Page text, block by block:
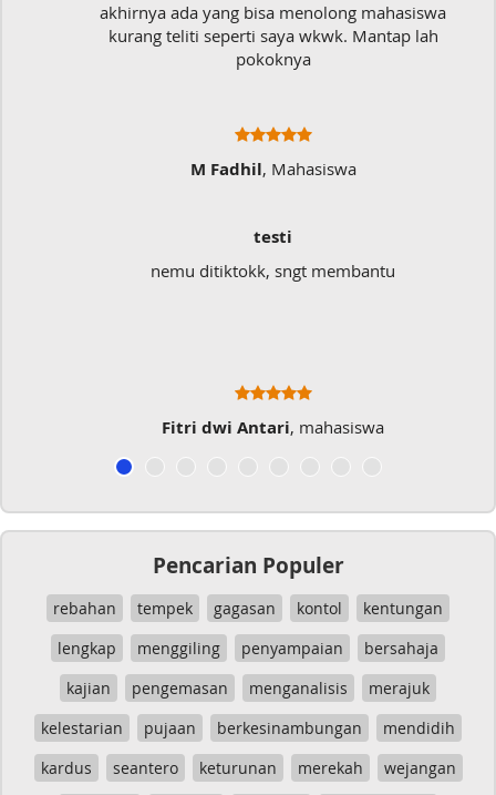
akhirnya ada yang bisa menolong mahasiswa
kurang teliti seperti saya wkwk. Mantap lah
pokoknya
M Fadhil, Mahasiswa
testi
nemu ditiktokk, sngt membantu
Fitri dwi Antari, mahasiswa
Pencarian Populer
rebahan tempek gagasan kontol
kentungan
lengkap
menggiling penyampaian
bersahaja
kajian
pengemasan menganalisis
merajuk
kelestarian
pujaan berkesinambungan
mendidih
kardus
seantero keturunan merekah wejangan